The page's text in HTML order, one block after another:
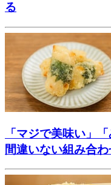
る
「マジで美味い」
間違いない組み合